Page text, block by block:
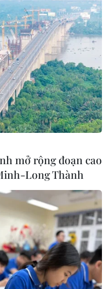
mở rộng đoạn cao
Long Thành